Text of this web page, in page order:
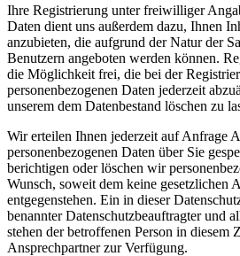
Ihre Registrierung unter freiwilliger
Daten dient uns außerdem dazu, Ihnen
anzubieten, die aufgrund der Natur der
Benutzern angeboten werden können.
die Möglichkeit frei, die bei der
personenbezogenen Daten jederzeit
unserem dem Datenbestand löschen zu
Wir erteilen Ihnen jederzeit auf Anfrage
personenbezogenen Daten über Sie
berichtigen oder löschen wir
Wunsch, soweit dem keine gesetzlichen
entgegenstehen. Ein in dieser
benannter Datenschutzbeauftragter und
stehen der betroffenen Person in diesem
Ansprechpartner zur Verfügung.